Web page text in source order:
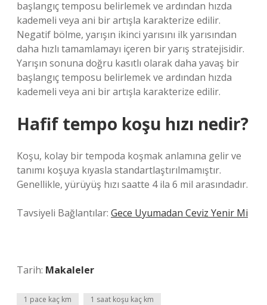
başlangıç ​​temposu belirlemek ve ardından hızda
kademeli veya ani bir artışla karakterize edilir.
Negatif bölme, yarışın ikinci yarısını ilk yarısından
daha hızlı tamamlamayı içeren bir yarış stratejisidir.
Yarışın sonuna doğru kasıtlı olarak daha yavaş bir
başlangıç ​​temposu belirlemek ve ardından hızda
kademeli veya ani bir artışla karakterize edilir.
Hafif tempo koşu hızı nedir?
Koşu, kolay bir tempoda koşmak anlamına gelir ve
tanımı koşuya kıyasla standartlaştırılmamıştır.
Genellikle, yürüyüş hızı saatte 4 ila 6 mil arasındadır.
Tavsiyeli Bağlantılar: Gece Uyumadan Ceviz Yenir Mi
Tarih: Makaleler
1 pace kaç km 1 saat koşu kaç km